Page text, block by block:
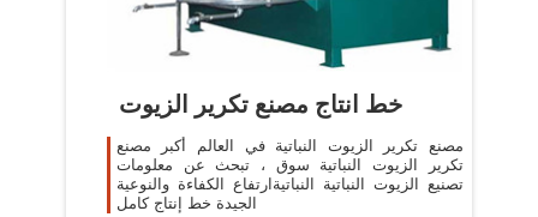
خط انتاج مصنع تكرير الزيوت
مصنع تكرير الزيوت النباتية في العالم أكبر مصنع
تكرير الزيوت النباتية سوق ، تبحث عن معلومات
تصنيع الزيوت النباتية النباتيةارتفاع الكفاءة والنوعية
الجيدة خط إنتاج كامل